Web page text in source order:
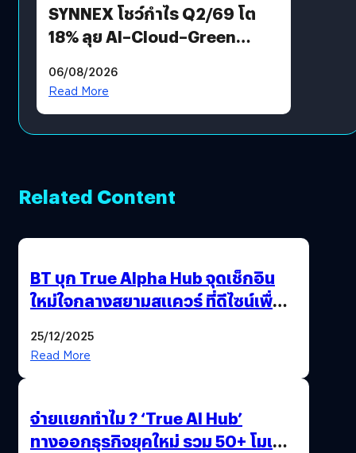
SYNNEX โชว์กำไร Q2/69 โต
18% ลุย AI–Cloud–Green
Revenue เร่งเครื่อง New
Growth Engine พร้อมจ่าย
06/08/2026
Read More
Related Content
BT บุก True Alpha Hub จุดเช็กอิน
ใหม่ใจกลางสยามสแควร์ ที่ดีไซน์เพื่อ
25/12/2025
Read More
จ่ายแยกทำไม ? ‘True AI Hub’
ทางออกธุรกิจยุคใหม่ รวม 50+ โมเดล